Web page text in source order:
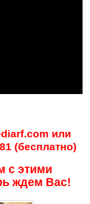
или
(бесплатно)
с этими
ждем Вас!